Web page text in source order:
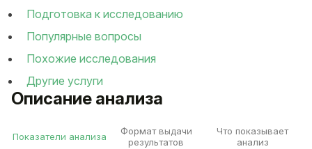
Описание анализа
Показатели анализа
Формат выдачи
результатов
Что показывает
анализ
Подготовка к исследованию
Популярные вопросы
Похожие исследования
Другие услуги